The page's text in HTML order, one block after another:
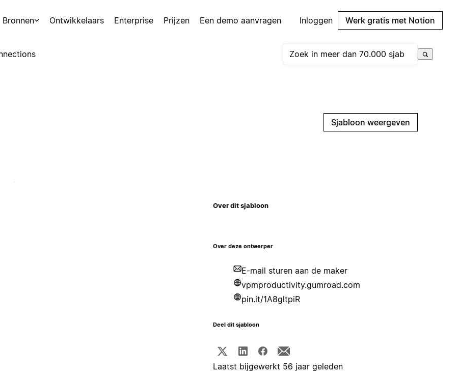
Bronnen Ontwikkelaars Enterprise Prijzen Een demo aanvragen Inloggen Werk gratis met Notion
Sjabloon weergeven
Over dit sjabloon
Over deze ontwerper
E-mail sturen aan de maker
vpmproductivity.gumroad.com
pin.it/1A8gltpiR
Deel dit sjabloon
Laatst bijgewerkt 56 jaar geleden